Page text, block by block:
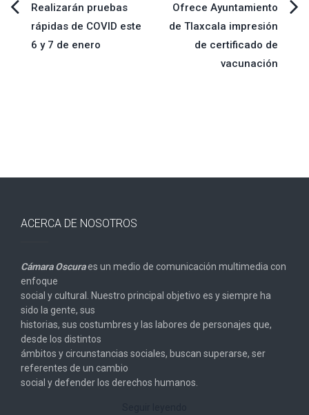
Navegación
de
Realizarán pruebas
rápidas de COVID este
6 y 7 de enero
Ofrece Ayuntamiento
de Tlaxcala impresión
de certificado de
vacunación
ACERCA DE NOSOTROS
Cámara Oscuraes un medio de comunicación multimedia con
enfoque
social y cultural. Nuestro principal objetivo es y siempre ha
sido la gente, sus
historias, sus costumbres y las labores de personajes que,
desde los distintos
ámbitos y circunstancias sociales, buscan superarse, ser
referentes de un cambio
social y defender los derechos humanos.